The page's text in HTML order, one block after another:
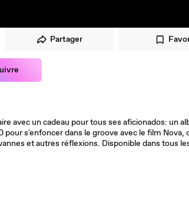
Partager
avec un cadeau pour tous ses aficionados: un
s'enfoncer dans le groove avec le film
et autres réflexions. Disponible dans tous